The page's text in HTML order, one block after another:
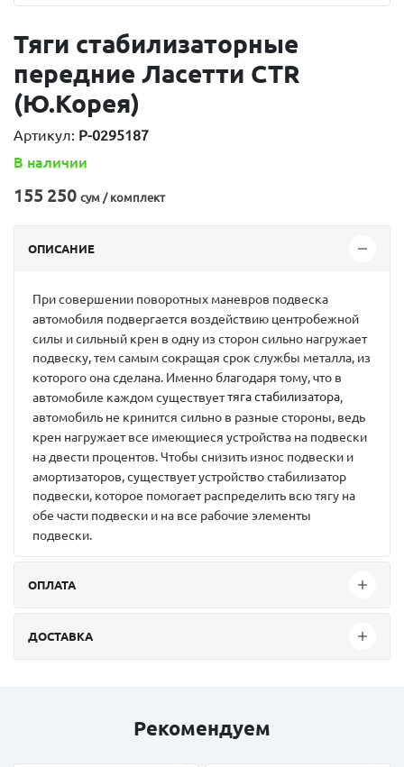
Тяги стабилизаторные
передние Ласетти CTR
(Ю.Корея)
Артикул: P-0295187
В наличии
155 250 сум / комплект
ОПИСАНИЕ
При совершении поворотных маневров подвеска
автомобиля подвергается воздействию центробежной
силы и сильный крен в одну из сторон сильно нагружает
подвеску, тем самым сокращая срок службы металла, из
которого она сделана. Именно благодаря тому, что в
автомобиле каждом существуеттяга стабилизатора,
автомобиль не кринится сильно в разные стороны, ведь
крен нагружает все имеющиеся устройства на подвески
на двести процентов. Чтобы снизить износ подвески и
амортизаторов, существует устройство стабилизатор
подвески, которое помогает распределить всю тягу на
обе части подвески и на все рабочие элементы
подвески.
ОПЛАТА
ДОСТАВКА
Рекомендуем